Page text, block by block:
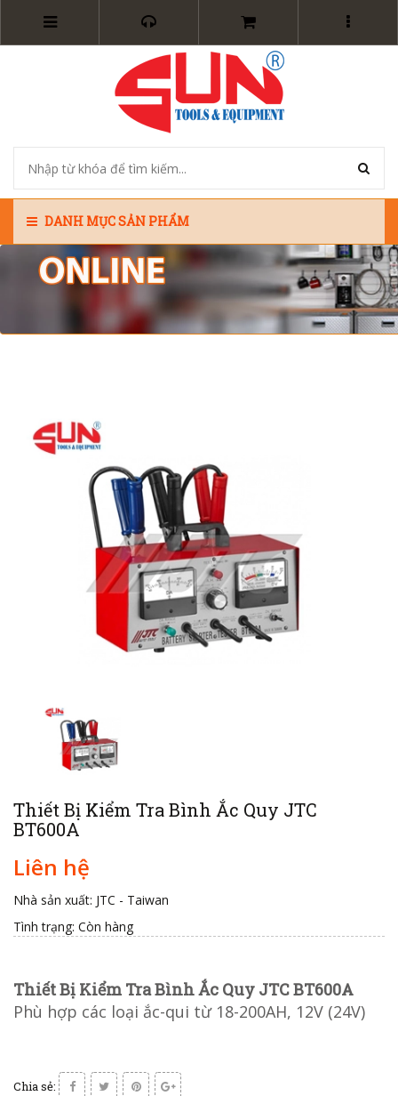
DANH MỤC SẢN PHẨM
Thiết Bị Kiểm Tra Bình Ắc Quy JTC
BT600A
Liên hệ
Nhà sản xuất: JTC - Taiwan
Tình trạng: Còn hàng
Thiết Bị Kiểm Tra Bình Ắc Quy JTC BT600A
Phù hợp các loại ắc-qui từ 18-200AH, 12V (24V)
Chia sẻ: